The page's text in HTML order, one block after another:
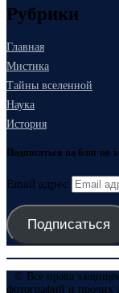
Рубрики
Главная
Мистика
Тайны вселенной
Наука
История
Подписаться на блог по
Email адрес
Подписаться
© Все права
фотографий и прочих